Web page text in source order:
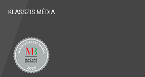
KLASSZIS MÉDIA